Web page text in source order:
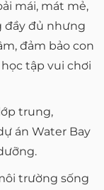
mái, mát mẻ,
đầy đủ nhưng
đảm bảo con
tập vui chơi
trung,
án Water Bay
trường sống